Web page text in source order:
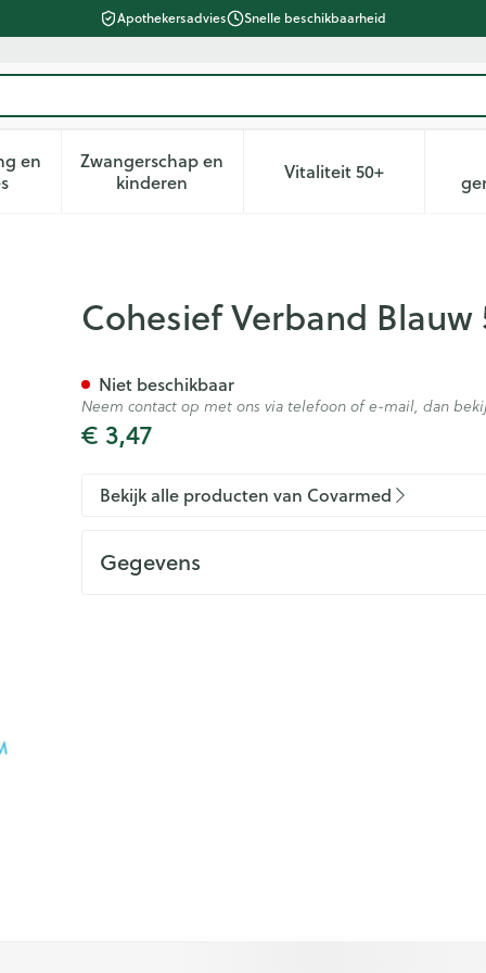
Apothekersadvies Snelle beschikbaarheid
verzorging en hygiëne categorie
en
submenu voor Dieet, voeding en vitamines categorie
Zwangerschap en
kinderenToon submenu voor Zwangerschap en
Vitaliteit 50+Toon submenu
Covarmed
Cohesief Verband
€ 3,47
Niet beschikbaar
Neem contact op met ons via telefoon of e-mail, dan
Bekijk alle producten van Covarmed
Gegevens